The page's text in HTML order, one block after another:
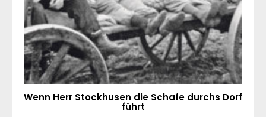
Wenn Herr Stockhusen die Schafe durchs Dorf
führt